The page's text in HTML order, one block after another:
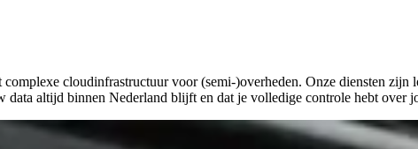
cloudinfrastructuur voor (semi-)overheden. Onze diensten
altijd binnen Nederland blijft en dat je volledige controle hebt over